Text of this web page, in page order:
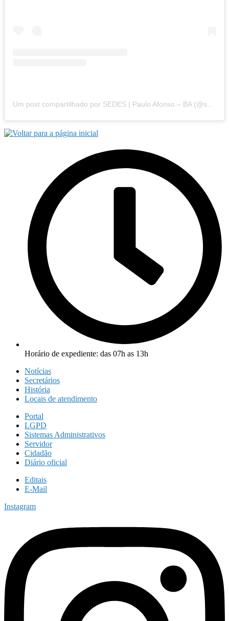
Horário de expediente: das 07h as 13h
Notícias
Secretários
História
Locais de atendimento
Portal
LGPD
Sistemas Administrativos
Servidor
Cidadão
Diário oficial
Editais
E-Mail
Instagram